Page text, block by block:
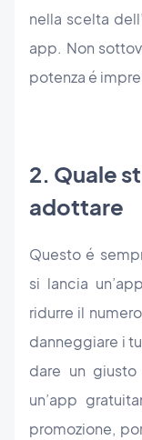
nella scelta
app. Non
potenza é
2. Quale
adottare
Questo é
si lancia
ridurre il
danneggiare i
dare un
un’app
promozione,